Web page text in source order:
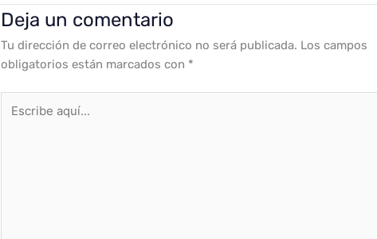
Deja un comentario
Tu dirección de correo electrónico no será publicada. Los campos
obligatorios están marcados con *
aquí...